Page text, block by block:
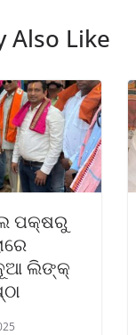
Also Like
ପକ୍ଷରୁ
ଲିଙ୍କ୍